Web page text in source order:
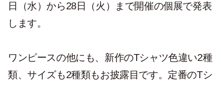
日（水）から28日（火）まで開催の個展で発表
します。
ワンピースの他にも、新作のTシャツ色違い2種
類、サイズも2種類もお披露目です。定番のTシ